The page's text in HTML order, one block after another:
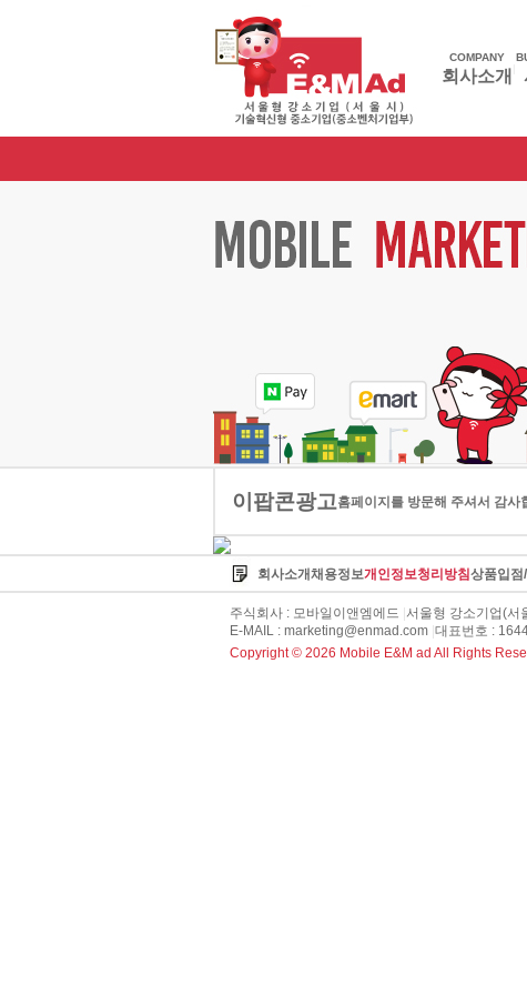
COMPANY
회사소개
이팝콘광고홈페이지를 방문해 주셔서 감사
회사소개채용정보개인정보청리방침상품입점
주식회사 : 모바일이앤엠에드 서울형 강소기업(서
E-MAIL : marketing@enmad.com 대표번호 :
Copyright © 2026 Mobile E&M ad All Rights